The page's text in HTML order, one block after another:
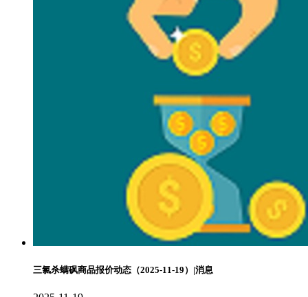
三氯杀螨砜商品报价动态（2025-11-19）|消息